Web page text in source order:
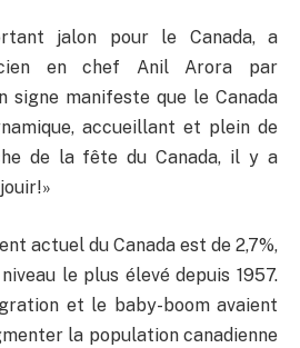
jalon pour le Canada, a
en chef Anil Arora par
signe manifeste que le Canada
accueillant et plein de
de la fête du Canada, il y a
actuel du Canada est de 2,7%,
le plus élevé depuis 1957.
et le baby-boom avaient
la population canadienne